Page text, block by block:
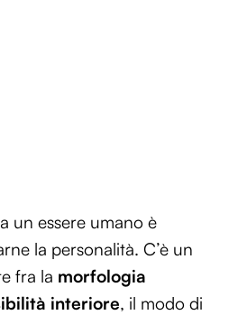
un essere umano è
la personalità. C’è un
fra la morfologia
interiore, il modo di